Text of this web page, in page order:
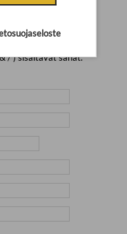
/ ) sisältävät sanat.